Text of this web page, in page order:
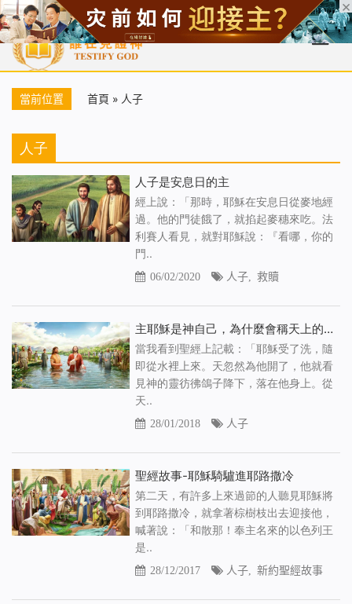
首頁 每日靈糧 天國福音 基督徒見證 信仰解答 聖經
當前位置 首頁 » 人子
人子
人子是安息日的主
經上說：「那時，耶穌在安息日從麥地經
過。他的門徒餓了，就掐起麥穗來吃。法
利賽人看見，就對耶穌說：『看哪，你的
門..
06/02/2020 人子, 救贖
主耶穌是神自己，為什麼會稱天上的神為父呢？
當我看到聖經上記載：「耶穌受了洗，隨
即從水裡上來。天忽然為他開了，他就看
見神的靈彷彿鴿子降下，落在他身上。從
天..
28/01/2018 人子
聖經故事-耶穌騎驢進耶路撒冷
第二天，有許多上來過節的人聽見耶穌將
到耶路撒冷，就拿著棕樹枝出去迎接他，
喊著說：「和散那！奉主名來的以色列王
是..
28/12/2017 人子, 新約聖經故事